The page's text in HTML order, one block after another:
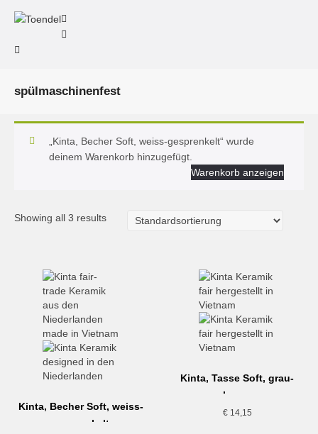
spülmaschinenfest
„Kinta, Becher Soft, weiss-gesprenkelt“ wurde
deinem Warenkorb hinzugefügt.
Warenkorb anzeigen
Showing all 3 results
Kinta, Becher Soft, weiss-
gesprenkelt
Kinta, Tasse Soft, grau-
braun
€14,15